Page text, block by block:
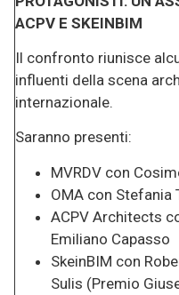
ACPV E SKEINBIM
Il confronto riunisce
influenti della scena
internazionale.
Saranno presenti:
MVRDV con
OMA con Stefania
ACPV Architects
Emiliano Capasso
SkeinBIM con
Sulis (Premio